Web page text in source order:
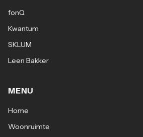
fonQ
Kwantum
SKLUM
Leen Bakker
MENU
Home
Woonruimte